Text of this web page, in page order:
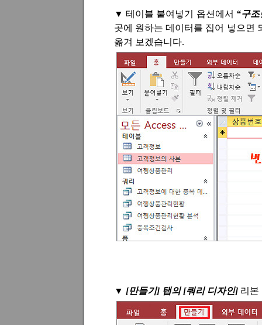
▼ 테이블 붙여넣기 옵션에서 “구조
곳에 원하는 데이터를 집어 넣으면
옮겨 보겠습니다.
▼ [만들기] 탭의 [쿼리 디자인] 리본